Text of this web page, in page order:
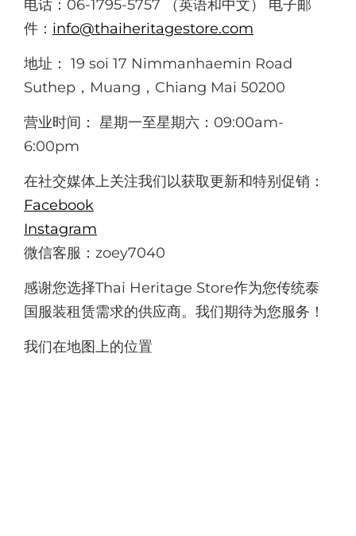
电话：06-1795-5757 （英语和中文） 电子邮
件： info@thaiheritagestore.com
地址： 19 soi 17 Nimmanhaemin Road
Suthep，Muang，Chiang Mai 50200
营业时间： 星期一至星期六：09:00am-
6:00pm
在社交媒体上关注我们以获取更新和特别促销：
Facebook
Instagram
微信客服：zoey7040
感谢您选择Thai Heritage Store作为您传统泰
国服装租赁需求的供应商。我们期待为您服务！
我们在地图上的位置